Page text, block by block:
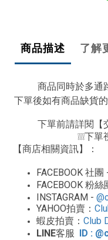
商品描述 了解
商品同時於多通
下單後如有商品缺貨
下單前請詳閱【
❕❕❕下單
【商店相關資訊】：
FACEBOOK 社團
FACEBOOK 粉絲
INSTAGRAM -
YAHOO拍賣：
蝦皮拍賣： Club
LINE客服 ID :